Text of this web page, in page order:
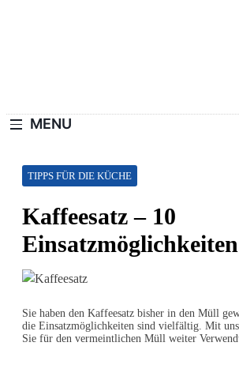
MENU
TIPPS FÜR DIE KÜCHE
Kaffeesatz – 10
Einsatzmöglichkeiten
Sie haben den Kaffeesatz bisher in den Müll
die Einsatzmöglichkeiten sind vielfältig. Mit
Sie für den vermeintlichen Müll weiter